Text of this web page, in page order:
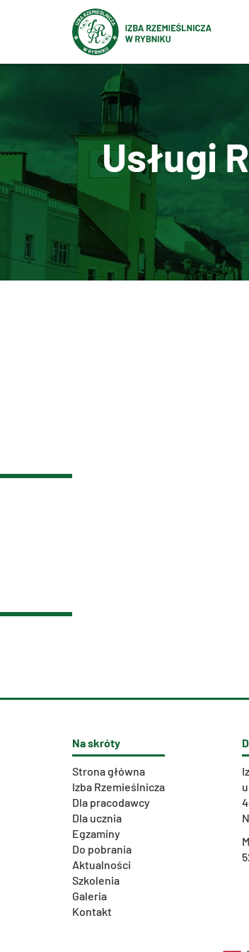
Usługi
Na skróty
Strona główna
Izba Rzemieślnicza
Dla pracodawcy
Dla ucznia
Egzaminy
Do pobrania
Aktualności
Szkolenia
Galeria
Kontakt